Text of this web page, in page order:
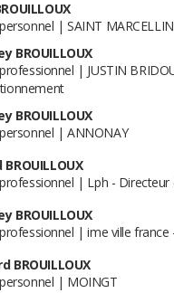
| SAINT
BROUILLOUX
| JUSTIN
BROUILLOUX
| ANNONAY
BROUILLOUX
| Lph - Directeur
BROUILLOUX
| ime ville france
BROUILLOUX
| MOINGT